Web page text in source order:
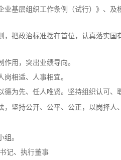
业基层组织工作条例（试行）》、
，把政治标准摆在首位，认真落实
作用，突出业绩导向。
岗相适、人事相宜。
德为先、任人唯贤。坚持组织认可、
，坚持公开、公平、公正，以岗择
。
记、执行董事